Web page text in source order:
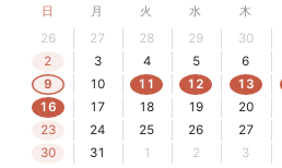
日 月 火 水 木
26
27 28 29 30
2
3 4 5 6
9
10 11 12 13
16
17 18 19 20
23
24 25 26 27
30
31 1 2 3